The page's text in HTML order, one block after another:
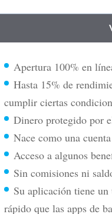
Apertura 100% en
Hasta 15% de
cumplir ciertas
Dinero protegido por
Nace como una
Acceso a algunos
Sin comisiones ni
Su aplicación tiene
rápido que las apps de